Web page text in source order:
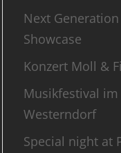
Next Generation
Showcase
Konzert Moll &
Musikfestival im
Westerndorf
Special night at